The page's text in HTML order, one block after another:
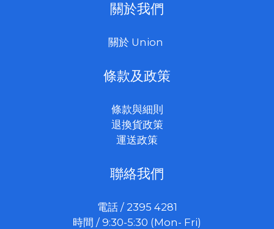
關於我們
關於 Union
條款及政策
條款與細則
退換貨政策
運送政策
聯絡我們
電話 / 2395 4281
時間 / 9:30-5:30 (Mon- Fri)